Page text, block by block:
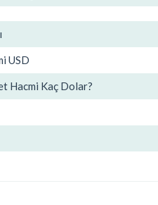
USD
Hacmi Kaç Dolar?